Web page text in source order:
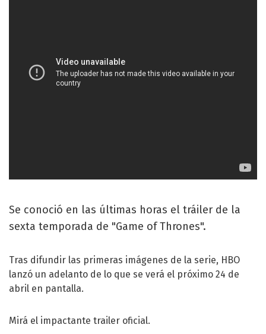
Se conoció en las últimas horas el tráiler de la
sexta temporada de "Game of Thrones".
Tras difundir las primeras imágenes de la serie, HBO
lanzó un adelanto de lo que se verá el próximo 24 de
abril en pantalla.
Mirá el impactante trailer oficial.